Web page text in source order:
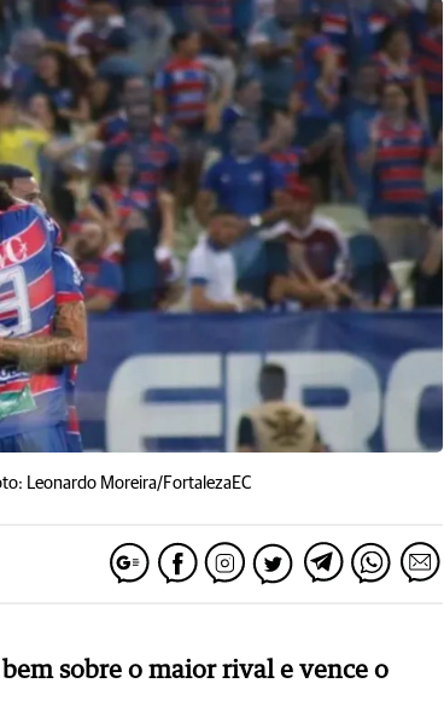
Leonardo Moreira/FortalezaEC
sobre o maior rival e vence o